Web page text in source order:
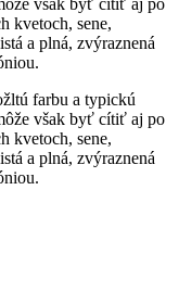
kvetoch, sene,
a plná, zvýraznená
farbu a typickú
však byť cítiť aj po
kvetoch, sene,
a plná, zvýraznená